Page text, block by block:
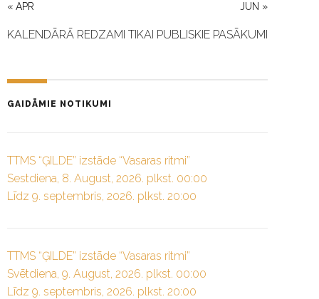
« APR JUN »
KALENDĀRĀ REDZAMI TIKAI PUBLISKIE PASĀKUMI
GAIDĀMIE NOTIKUMI
TTMS “ĢILDE” izstāde “Vasaras ritmi”
Sestdiena, 8. August, 2026. plkst. 00:00
Līdz 9. septembris, 2026. plkst. 20:00
TTMS “ĢILDE” izstāde “Vasaras ritmi”
Svētdiena, 9. August, 2026. plkst. 00:00
Līdz 9. septembris, 2026. plkst. 20:00